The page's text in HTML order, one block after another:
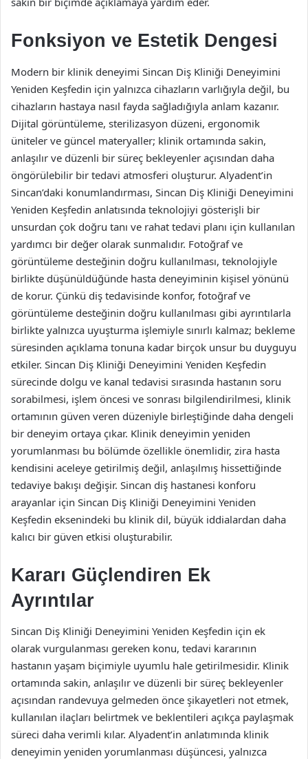
Fonksiyon ve Estetik Dengesi
Modern bir klinik deneyimi Sincan Diş Kliniği Deneyimini
Yeniden Keşfedin için yalnızca cihazların varlığıyla değil, bu
cihazların hastaya nasıl fayda sağladığıyla anlam kazanır.
Dijital görüntüleme, sterilizasyon düzeni, ergonomik
üniteler ve güncel materyaller; klinik ortamında sakin,
anlaşılır ve düzenli bir süreç bekleyenler açısından daha
öngörülebilir bir tedavi atmosferi oluşturur. Alyadent’in
Sincan’daki konumlandırması, Sincan Diş Kliniği Deneyimini
Yeniden Keşfedin anlatısında teknolojiyi gösterişli bir
unsurdan çok doğru tanı ve rahat tedavi planı için kullanılan
yardımcı bir değer olarak sunmalıdır. Fotoğraf ve
görüntüleme desteğinin doğru kullanılması, teknolojiyle
birlikte düşünüldüğünde hasta deneyiminin kişisel yönünü
de korur. Çünkü diş tedavisinde konfor, fotoğraf ve
görüntüleme desteğinin doğru kullanılması gibi ayrıntılarla
birlikte yalnızca uyuşturma işlemiyle sınırlı kalmaz; bekleme
süresinden açıklama tonuna kadar birçok unsur bu duyguyu
etkiler. Sincan Diş Kliniği Deneyimini Yeniden Keşfedin
sürecinde dolgu ve kanal tedavisi sırasında hastanın soru
sorabilmesi, işlem öncesi ve sonrası bilgilendirilmesi, klinik
ortamının güven veren düzeniyle birleştiğinde daha dengeli
bir deneyim ortaya çıkar. Klinik deneyimin yeniden
yorumlanması bu bölümde özellikle önemlidir, zira hasta
kendisini aceleye getirilmiş değil, anlaşılmış hissettiğinde
tedaviye bakışı değişir. Sincan diş hastanesi konforu
arayanlar için Sincan Diş Kliniği Deneyimini Yeniden
Keşfedin eksenindeki bu klinik dil, büyük iddialardan daha
kalıcı bir güven etkisi oluşturabilir.
Kararı Güçlendiren Ek
Ayrıntılar
Sincan Diş Kliniği Deneyimini Yeniden Keşfedin için ek
olarak vurgulanması gereken konu, tedavi kararının
hastanın yaşam biçimiyle uyumlu hale getirilmesidir. Klinik
ortamında sakin, anlaşılır ve düzenli bir süreç bekleyenler
açısından randevuya gelmeden önce şikayetleri not etmek,
kullanılan ilaçları belirtmek ve beklentileri açıkça paylaşmak
süreci daha verimli kılar. Alyadent’in anlatımında klinik
deneyimin yeniden yorumlanması düşüncesi, yalnızca